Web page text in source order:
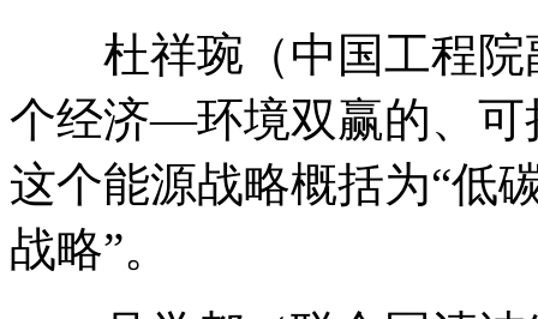
杜祥琬（中国工程院
个经济—环境双赢的、可
这个能源战略概括为“低
战略”。